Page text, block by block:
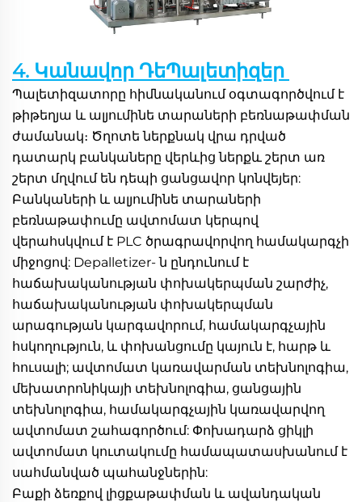
4. Կանավոր ԴեՊալետիզեր
Պալետիզատորը հիմնականում օգտագործվում է
թիթեղյա և ալյումինե տարաների բեռնաթափման
ժամանակ։ Ծղոտե ներքնակ վրա դրված
դատարկ բանկաները վերևից ներքև շերտ առ
շերտ մղվում են դեպի ցանցավոր կոնվեյեր:
Բանկաների և ալյումինե տարաների
բեռնաթափումը ավտոմատ կերպով
վերահսկվում է PLC ծրագրավորվող համակարգչի
միջոցով: Depalletizer- ն ընդունում է
հաճախականության փոխակերպման շարժիչ,
հաճախականության փոխակերպման
արագության կարգավորում, համակարգչային
հսկողություն, և փոխանցումը կայուն է, հարթ և
հուսալի; ավտոմատ կառավարման տեխնոլոգիա,
մեխատրոնիկայի տեխնոլոգիա, ցանցային
տեխնոլոգիա, համակարգչային կառավարվող
ավտոմատ շահագործում: Փոխադարձ ցիկլի
ավտոմատ կուտակումը համապատասխանում է
սահմանված պահանջներին:
Բաքի ձեռքով լիցքաթափման և ավանդական